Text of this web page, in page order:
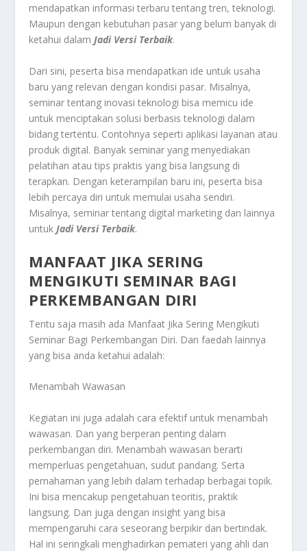
mendapatkan informasi terbaru tentang tren, teknologi.
Maupun dengan kebutuhan pasar yang belum banyak di
ketahui dalamJadi Versi Terbaik.
Dari sini, peserta bisa mendapatkan ide untuk usaha
baru yang relevan dengan kondisi pasar. Misalnya,
seminar tentang inovasi teknologi bisa memicu ide
untuk menciptakan solusi berbasis teknologi dalam
bidang tertentu. Contohnya seperti aplikasi layanan atau
produk digital. Banyak seminar yang menyediakan
pelatihan atau tips praktis yang bisa langsung di
terapkan. Dengan keterampilan baru ini, peserta bisa
lebih percaya diri untuk memulai usaha sendiri.
Misalnya, seminar tentang digital marketing dan lainnya
untuk Jadi Versi Terbaik.
MANFAAT JIKA SERING
MENGIKUTI SEMINAR BAGI
PERKEMBANGAN DIRI
Tentu saja masih ada Manfaat Jika Sering Mengikuti
Seminar Bagi Perkembangan Diri. Dan faedah lainnya
yang bisa anda ketahui adalah:
Menambah Wawasan
Kegiatan ini juga adalah cara efektif untuk menambah
wawasan. Dan yang berperan penting dalam
perkembangan diri. Menambah wawasan berarti
memperluas pengetahuan, sudut pandang. Serta
pemahaman yang lebih dalam terhadap berbagai topik.
Ini bisa mencakup pengetahuan teoritis, praktik
langsung. Dan juga dengan insight yang bisa
mempengaruhi cara seseorang berpikir dan bertindak.
Hal ini seringkali menghadirkan pemateri yang ahli dan